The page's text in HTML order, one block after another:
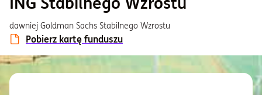
Inwestycje
dawniej Goldman Sachs Stabilnego Wzrostu
Pobierz kartę funduszu